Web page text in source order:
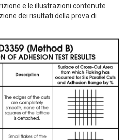
e le illustrazioni contenute
dei risultati della prova di